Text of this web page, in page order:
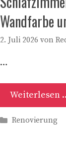
Wandfarbe
2. Juli 2026 von
…
Weiterlesen
Kategorien
Renovierung